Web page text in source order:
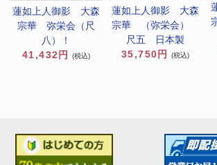
蓮如上人御影 大森
宗華 弥栄会（尺
八）！
41,432円
(税込)
蓮如上人御影 大森
宗華 （弥栄会）
尺五 日本製
35,750円
(税込)